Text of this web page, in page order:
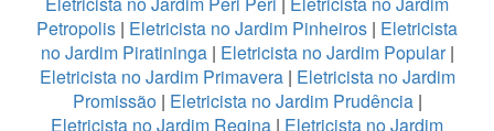
Petropolis | Eletricista no Jardim Pinheiros | Eletricista
no Jardim Piratininga| Eletricista no Jardim Popular|
Eletricista no Jardim Primavera| Eletricista no Jardim
Promissão| Eletricista no Jardim Prudência|
Eletricista no Jardim Regina | Eletricista no Jardim